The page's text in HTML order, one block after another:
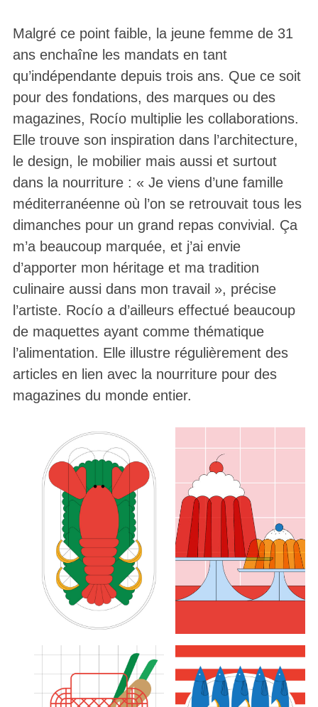
Malgré ce point faible, la jeune femme de 31
ans enchaîne les mandats en tant
qu’indépendante depuis trois ans. Que ce soit
pour des fondations, des marques ou des
magazines, Rocío multiplie les collaborations.
Elle trouve son inspiration dans l’architecture,
le design, le mobilier mais aussi et surtout
dans la nourriture : « Je viens d’une famille
méditerranéenne où l’on se retrouvait tous les
dimanches pour un grand repas convivial. Ça
m’a beaucoup marquée, et j’ai envie
d’apporter mon héritage et ma tradition
culinaire aussi dans mon travail », précise
l’artiste. Rocío a d’ailleurs effectué beaucoup
de maquettes ayant comme thématique
l’alimentation. Elle illustre régulièrement des
articles en lien avec la nourriture pour des
magazines du monde entier.